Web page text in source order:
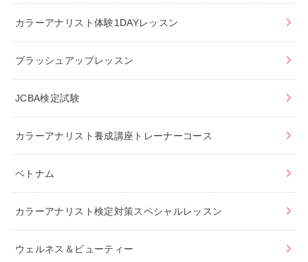
カラーアナリスト体験1DAYレッスン
ブラッシュアップレッスン
JCBA検定試験
カラーアナリスト養成講座トレーナーコース
ベトナム
カラーアナリスト検定対策スペシャルレッスン
ウェルネス＆ビューティー